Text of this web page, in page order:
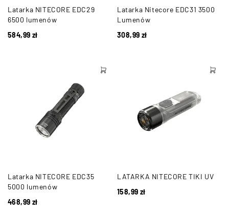
Latarka NITECORE EDC29
6500 lumenów
584,99 zł
Latarka Nitecore EDC31 3500
Lumenów
308,99 zł
Latarka NITECORE EDC35
5000 lumenów
468,99 zł
LATARKA NITECORE TIKI UV
158,99 zł